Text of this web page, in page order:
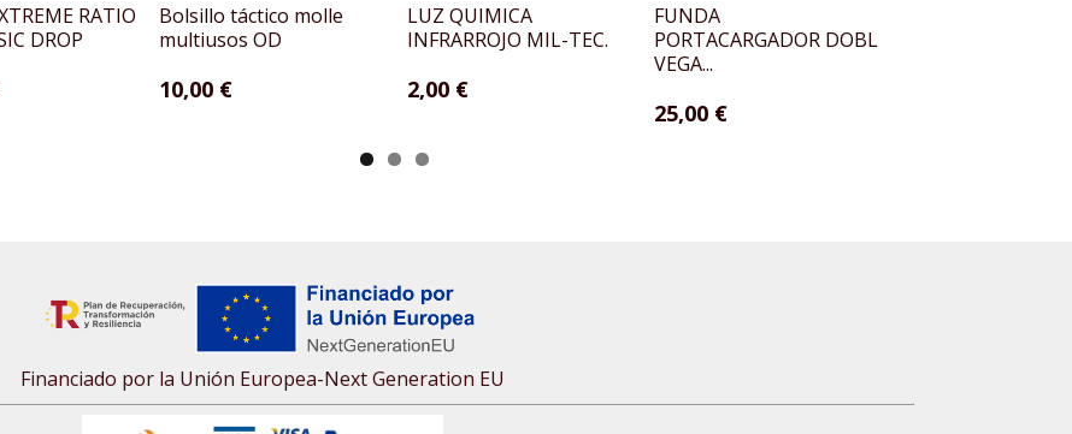
RATIO
DROP
Bolsillo táctico molle
multiusos OD
10,00 €
LUZ QUIMICA
INFRARROJO MIL-TEC.
2,00 €
FUNDA
PORTACARGADOR DOBLE
VEGA...
25,00 €
Financiado por la Unión Europea-Next Generation EU